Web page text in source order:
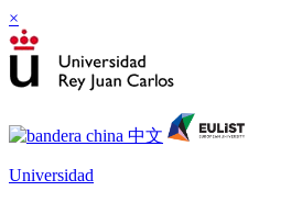
×
Universidad